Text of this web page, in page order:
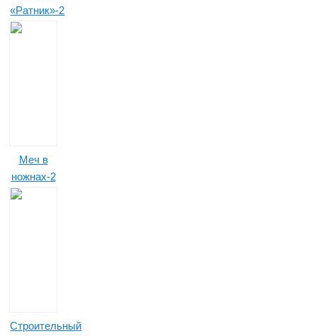
«Ратник»-2
Меч в
ножнах-2
Строительный